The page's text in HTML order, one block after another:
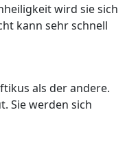
wird sie sich
kann sehr schnell
als der andere.
Sie werden sich